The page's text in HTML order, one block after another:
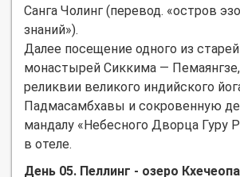
Санга Чолинг (перевод. «остров
знаний»).
Далее посещение одного из
монастырей Сиккима —
реликвии великого индийского
Падмасамбхавы и сокровенную
мандалу «Небесного Дворца Гуру
в отеле.
День 05. Пеллинг - озеро